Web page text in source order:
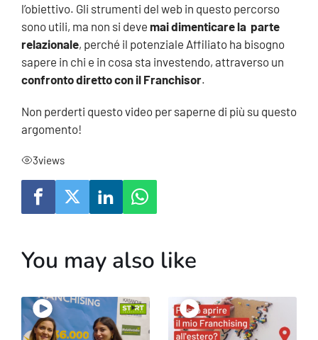
l’obiettivo. Gli strumenti del web in questo percorso
sono utili, ma non si deve mai dimenticare la parte
relazionale, perché il potenziale Affiliato ha bisogno
sapere in chi e in cosa sta investendo, attraverso un
confronto diretto con il Franchisor.
Non perderti questo video per saperne di più su questo
argomento!
3views
You may also like